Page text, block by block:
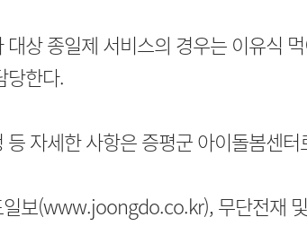
대상 종일제 서비스의 경우는 이유식
당한다.
등 자세한 사항은 증평군 아이돌봄센
보(www.joongdo.co.kr), 무단전재